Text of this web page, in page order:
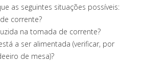
as seguintes situações possíveis:
corrente?
na tomada de corrente?
a ser alimentada (verificar, por
de mesa)?